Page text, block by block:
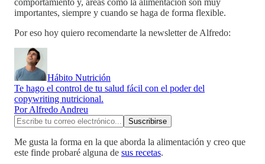
importantes, siempre y cuando se haga de forma flexible.
Por eso hoy quiero recomendarte la newsletter de Alfredo:
Hábito Nutrición
Te hago el control de tu salud fácil con el poder del
copywriting nutricional.
Por Alfredo Andreu
Me gusta la forma en la que aborda la alimentación y creo que
este finde probaré alguna de sus recetas.